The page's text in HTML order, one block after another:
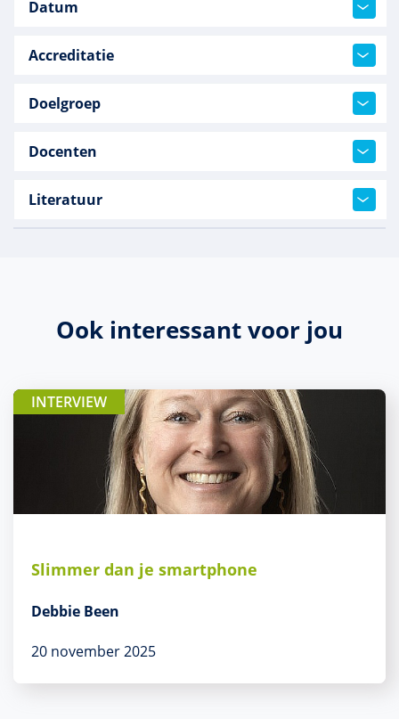
Datum
Accreditatie
Doelgroep
Docenten
Literatuur
Ook interessant voor jou
INTERVIEW
Slimmer dan je smartphone
Debbie Been
20 november 2025